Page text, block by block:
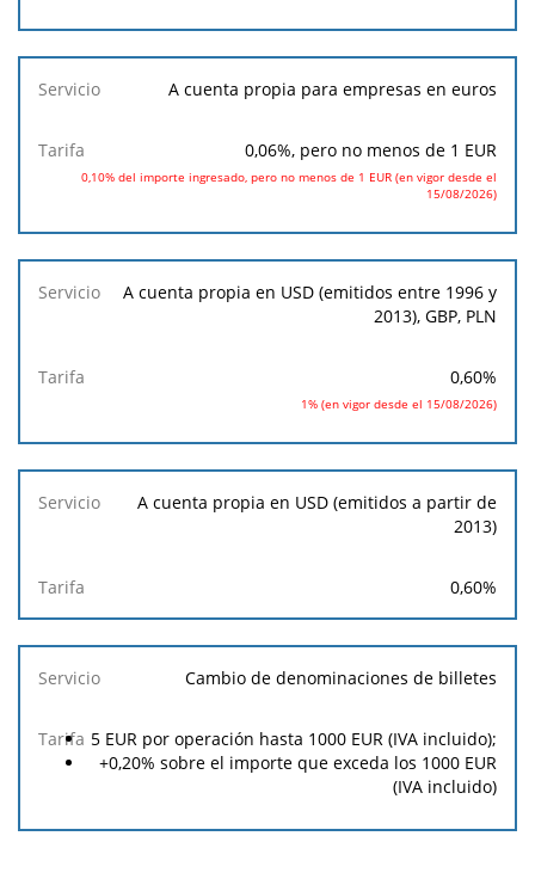
A cuenta propia para empresas en euros
0,06%, pero no menos de 1 EUR
0,10% del importe ingresado, pero no menos de 1 EUR (en vigor desde el
15/08/2026)
A cuenta propia en USD (emitidos entre 1996 y
2013), GBP, PLN
0,60%
1% (en vigor desde el 15/08/2026)
A cuenta propia en USD (emitidos a partir de
2013)
0,60%
Cambio de denominaciones de billetes
5 EUR por operación hasta 1000 EUR (IVA incluido);
+0,20% sobre el importe que exceda los 1000 EUR
(IVA incluido)